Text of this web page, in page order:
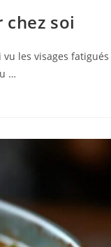
soi
les visages fatigués
…